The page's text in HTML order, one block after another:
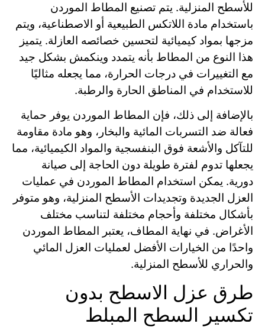
للأسطح المنزلية. يتم تصنيع المطاط الموردن
باستخدام مادة اللاتكس الطبيعية أو الاصطناعية، ويتم
مزجها بمواد كيميائية لتحسين خصائصه العازلة. يتميز
هذا النوع من المطاط بأنه يتمدد وينكمش بشكل جيد
مع التغييرات في درجات الحرارة، مما يجعله مثاليًا
للاستخدام في المناطق الحارة والرطبة.
بالإضافة إلى ذلك، فإن المطاط الموردن يوفر حماية
فعالة ضد التسربات المائية والبخار، وهو مادة مقاومة
للتآكل والأشعة فوق البنفسجية والمواد الكيميائية، مما
يجعلها تدوم لفترة طويلة دون الحاجة إلى صيانة
دورية. يمكن استخدام المطاط الموردن في عمليات
العزل الجديدة وتجديدات الأسطح المنزلية، وهو متوفر
بأشكال مختلفة وأحجام مختلفة لتناسب مختلف
الأغراض. في نهاية المطاف، يعتبر المطاط الموردن
واحدًا من الخيارات الأفضل لعمليات العزل المائي
والحراري للأسطح المنزلية.
طرق عزل الاسطح بدون
تكسير السطح المبلط